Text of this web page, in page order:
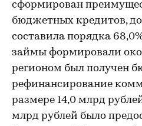
сформирован
бюджетных кредитов,
составила порядка
займы формировали
регионом был получен
рефинансирование
размере 14,0 млрд
млрд рублей было